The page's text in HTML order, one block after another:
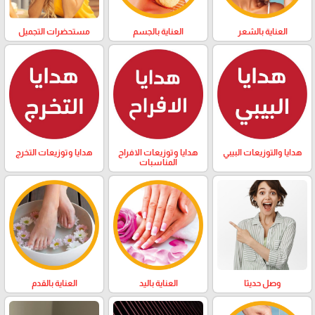
العناية بالشعر العناية بالجسم مستحضرات التجميل
هدايا والتوزيعات البيبي
هدايا وتوزيعات الافراح
المناسبات
هدايا وتوزيعات التخرج
وصل حديثا العناية باليد العناية بالقدم